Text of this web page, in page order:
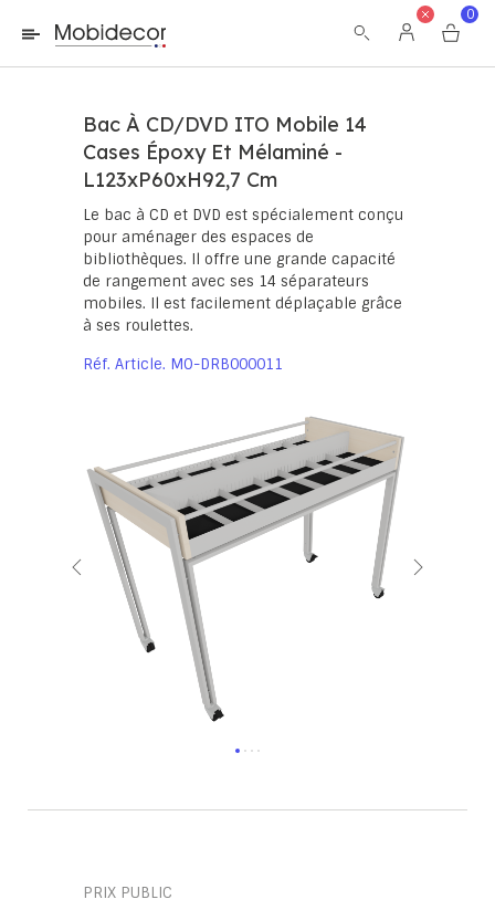
La boutique ne fonctionnera pas correctement dans le cas où
les cookies sont désactivés.
0
Bac À CD/DVD ITO Mobile 14
Cases Époxy Et Mélaminé -
L123xP60xH92,7 Cm
Le bac à CD et DVD est spécialement conçu
pour aménager des espaces de
bibliothèques. Il offre une grande capacité
de rangement avec ses 14 séparateurs
mobiles. Il est facilement déplaçable grâce
à ses roulettes.
Réf. Article MO-DRB000011
PRIX PUBLIC